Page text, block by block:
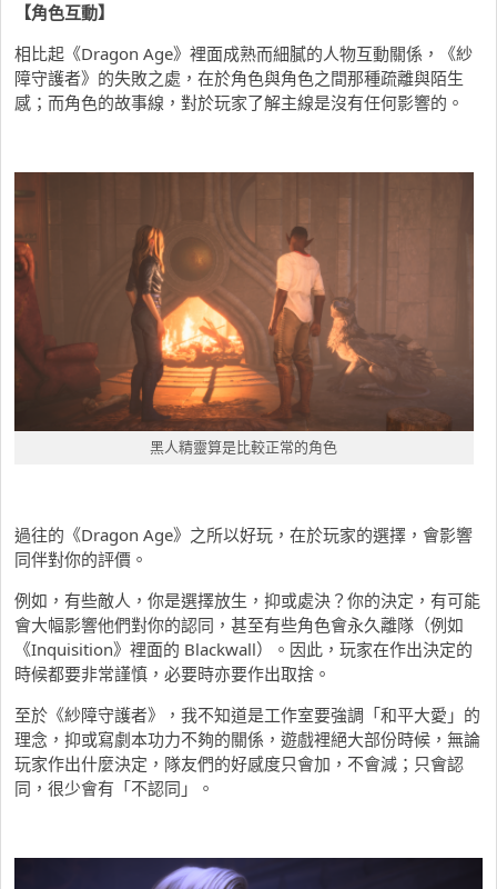
【角色互動】
相比起《Dragon Age》裡面成熟而細膩的人物互動關係，《紗
障守護者》的失敗之處，在於角色與角色之間那種疏離與陌生
感；而角色的故事線，對於玩家了解主線是沒有任何影響的。
黑人精靈算是比較正常的角色
過往的《Dragon Age》之所以好玩，在於玩家的選擇，會影響
同伴對你的評價。
例如，有些敵人，你是選擇放生，抑或處決？你的決定，有可能
會大幅影響他們對你的認同，甚至有些角色會永久離隊（例如
《Inquisition》裡面的 Blackwall）。因此，玩家在作出決定的
時候都要非常謹慎，必要時亦要作出取捨。
至於《紗障守護者》，我不知道是工作室要強調「和平大愛」的
理念，抑或寫劇本功力不夠的關係，遊戲裡絕大部份時候，無論
玩家作出什麼決定，隊友們的好感度只會加，不會減；只會認
同，很少會有「不認同」。